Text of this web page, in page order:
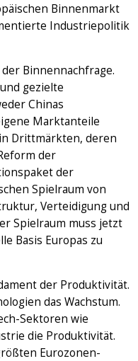
Binnenmarkt
Industriepolitik
Binnennachfrage.
gezielte
Chinas
Marktanteile
Drittmärkten, deren
der
der
Spielraum von
Verteidigung und
Spielraum muss jetzt
Basis Europas zu
der Produktivität.
das Wachstum.
Sektoren wie
die Produktivität.
Eurozonen-